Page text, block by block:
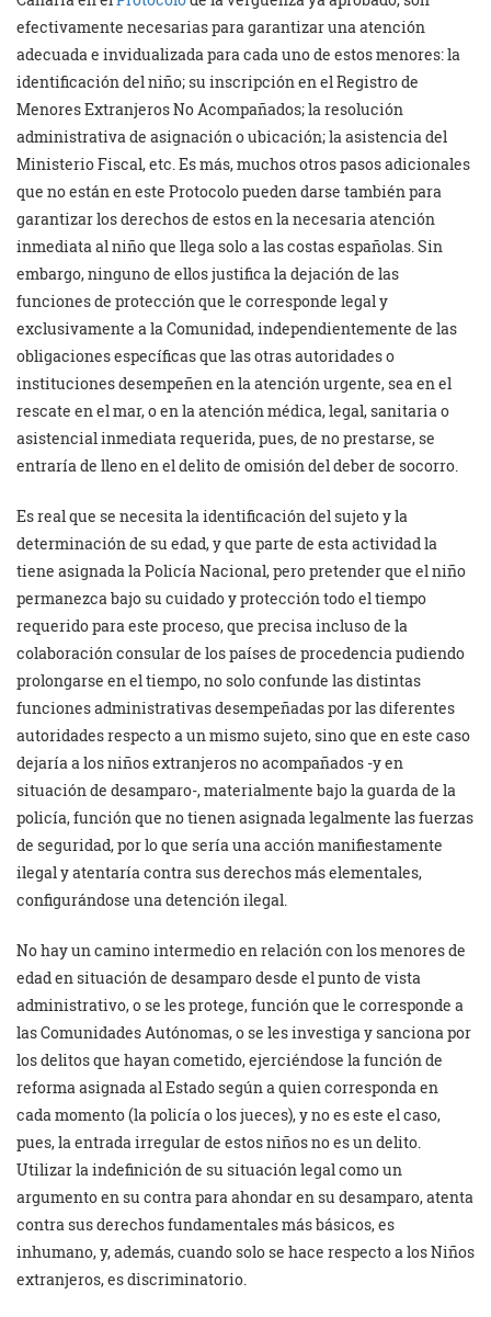
efectivamente necesarias para garantizar una atención
adecuada e invidualizada para cada uno de estos menores: la
identificación del niño; su inscripción en el Registro de
Menores Extranjeros No Acompañados; la resolución
administrativa de asignación o ubicación; la asistencia del
Ministerio Fiscal, etc. Es más, muchos otros pasos adicionales
que no están en este Protocolo pueden darse también para
garantizar los derechos de estos en la necesaria atención
inmediata al niño que llega solo a las costas españolas. Sin
embargo, ninguno de ellos justifica la dejación de las
funciones de protección que le corresponde legal y
exclusivamente a la Comunidad, independientemente de las
obligaciones específicas que las otras autoridades o
instituciones desempeñen en la atención urgente, sea en el
rescate en el mar, o en la atención médica, legal, sanitaria o
asistencial inmediata requerida, pues, de no prestarse, se
entraría de lleno en el delito de omisión del deber de socorro.
Es real que se necesita la identificación del sujeto y la
determinación de su edad, y que parte de esta actividad la
tiene asignada la Policía Nacional, pero pretender que el niño
permanezca bajo su cuidado y protección todo el tiempo
requerido para este proceso, que precisa incluso de la
colaboración consular de los países de procedencia pudiendo
prolongarse en el tiempo, no solo confunde las distintas
funciones administrativas desempeñadas por las diferentes
autoridades respecto a un mismo sujeto, sino que en este caso
dejaría a los niños extranjeros no acompañados -y en
situación de desamparo-, materialmente bajo la guarda de la
policía, función que no tienen asignada legalmente las fuerzas
de seguridad, por lo que sería una acción manifiestamente
ilegal y atentaría contra sus derechos más elementales,
configurándose una detención ilegal.
No hay un camino intermedio en relación con los menores de
edad en situación de desamparo desde el punto de vista
administrativo, o se les protege, función que le corresponde a
las Comunidades Autónomas, o se les investiga y sanciona por
los delitos que hayan cometido, ejerciéndose la función de
reforma asignada al Estado según a quien corresponda en
cada momento (la policía o los jueces), y no es este el caso,
pues, la entrada irregular de estos niños no es un delito.
Utilizar la indefinición de su situación legal como un
argumento en su contra para ahondar en su desamparo, atenta
contra sus derechos fundamentales más básicos, es
inhumano, y, además, cuando solo se hace respecto a los Niños
extranjeros, es discriminatorio.